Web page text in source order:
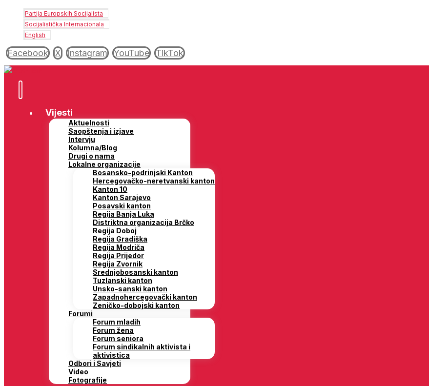
Partija Europskih Socijalista
Socijalistička Internacionala
English
Facebook X Instagram YouTube TikTok
Vijesti
Aktuelnosti
Saopštenja i izjave
Intervju
Kolumna/Blog
Drugi o nama
Lokalne organizacije
Bosansko-podrinjski Kanton
Hercegovačko-neretvanski kanton
Kanton 10
Kanton Sarajevo
Posavski kanton
Regija Banja Luka
Distriktna organizacija Brčko
Regija Doboj
Regija Gradiška
Regija Modriča
Regija Prijedor
Regija Zvornik
Srednjobosanski kanton
Tuzlanski kanton
Unsko-sanski kanton
Zapadnohercegovački kanton
Zeničko-dobojski kanton
Forumi
Forum mladih
Forum žena
Forum seniora
Forum sindikalnih aktivista i
aktivistica
Odbori i Savjeti
Video
Fotografije